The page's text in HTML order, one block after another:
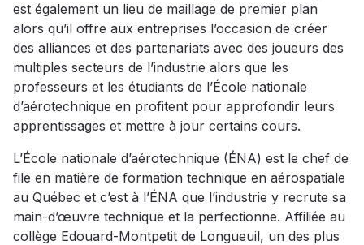
est également un lieu de maillage de premier plan
alors qu’il offre aux entreprises l’occasion de créer
des alliances et des partenariats avec des joueurs des
multiples secteurs de l’industrie alors que les
professeurs et les étudiants de l’École nationale
d’aérotechnique en profitent pour approfondir leurs
apprentissages et mettre à jour certains cours.
L’École nationale d’aérotechnique (ÉNA) est le chef de
file en matière de formation technique en aérospatiale
au Québec et c’est à l’ÉNA que l’industrie y recrute sa
main-d’œuvre technique et la perfectionne. Affiliée au
collège Edouard-Montpetit de Longueuil, un des plus